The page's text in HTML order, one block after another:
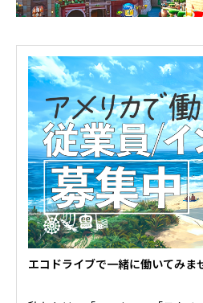
エコドライブで一緒に働いてみま